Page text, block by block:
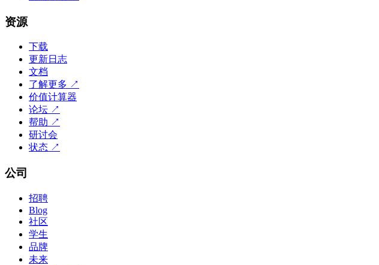
资源
下载
更新日志
文档
了解更多 ↗
价值计算器
论坛 ↗
帮助 ↗
研讨会
状态 ↗
公司
招聘
Blog
社区
学生
品牌
未来